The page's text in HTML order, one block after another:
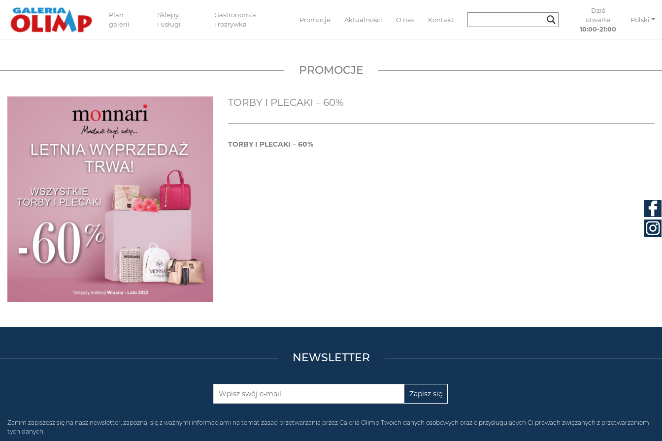
Plan
galerii
Sklepy
i usługi
Gastronomia
i rozrywka
Promocje Aktualności O nas Kontakt
Dziś
otwarte
10:00-21:00
Polski
PROMOCJE
TORBY I PLECAKI – 60%
TORBY I PLECAKI – 60%
NEWSLETTER
Zanim zapiszesz się na nasz newsletter, zapoznaj się z ważnymi informacjami na temat zasad przetwarzania przez Galeria Olimp Twoich danych osobowych oraz o przysługujących Ci prawach związanych z przetwarzaniem
tych danych.